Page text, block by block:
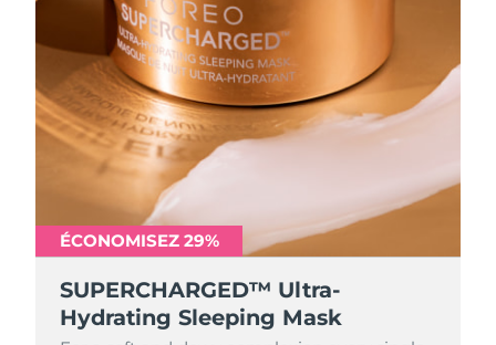
ÉCONOMISEZ 29%
SUPERCHARGED™ Ultra-
Hydrating Sleeping Mask